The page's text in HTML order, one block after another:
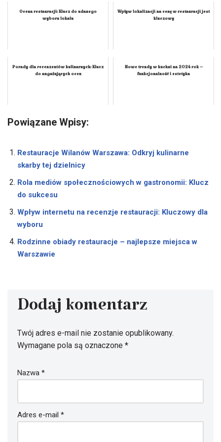
Ocena restauracji: Klucz do udanego
wyboru lokalu
Wpływ lokalizacji na cenę w restauracji jest
kluczowy
Porady dla recenzentów kulinarnych: Klucz
do angażujących ocen
Nowe trendy w kuchni na 2024 rok –
funkcjonalność i estetyka
Powiązane Wpisy:
Restauracje Wilanów Warszawa: Odkryj kulinarne
skarby tej dzielnicy
Rola mediów społecznościowych w gastronomii: Klucz
do sukcesu
Wpływ internetu na recenzje restauracji: Kluczowy dla
wyboru
Rodzinne obiady restauracje – najlepsze miejsca w
Warszawie
Dodaj komentarz
Twój adres e-mail nie zostanie opublikowany.
Wymagane pola są oznaczone *
Nazwa *
Adres e-mail *